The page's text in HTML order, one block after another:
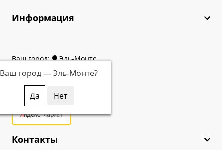
Информация
Ваш город: Эль-Монте
Ваш город —Эль-Монте?
Контакты